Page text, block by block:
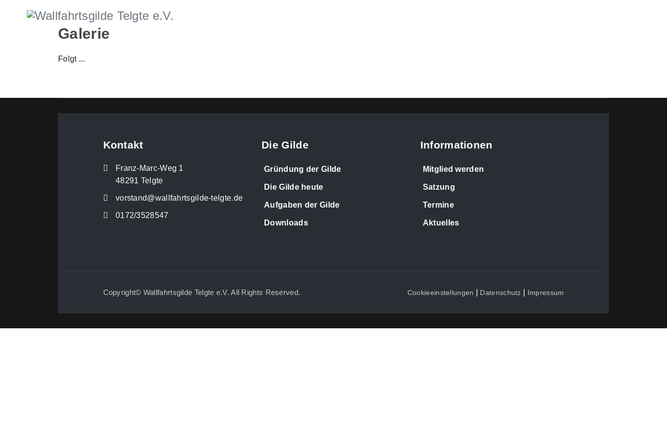
Galerie
Folgt ...
Kontakt
Franz-Marc-Weg 1
48291 Telgte
vorstand@wallfahrtsgilde-telgte.de
0172/3528547
Die Gilde
Gründung der Gilde
Die Gilde heute
Aufgaben der Gilde
Downloads
Informationen
Mitglied werden
Satzung
Termine
Aktuelles
Copyright© Wallfahrtsgilde Telgte e.V. All Rights Reserved. Cookieeinstellungen Datenschutz Impressum